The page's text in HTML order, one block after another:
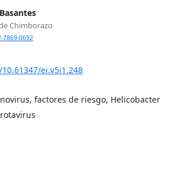
Chimborazo
7869-0692
ei.v5i1.248
factores de riesgo, Helicobacter